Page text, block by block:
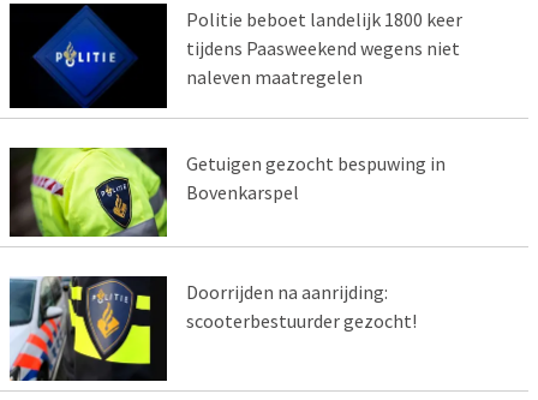
Politie beboet landelijk 1800 keer
tijdens Paasweekend wegens niet
naleven maatregelen
Getuigen gezocht bespuwing in
Bovenkarspel
Doorrijden na aanrijding:
scooterbestuurder gezocht!